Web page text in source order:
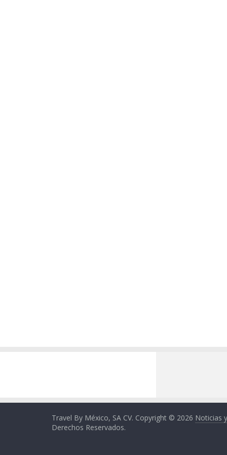
Travel By México, SA CV. Copyright © 2026 Noticias
Derechos Reservados.